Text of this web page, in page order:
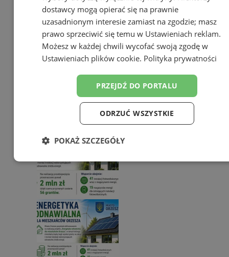
FOTOOrzesze zmienia swoją
przestrzeń. Nowe ławki, kosze i
urządzenia dla dzieci
dostawcy mogą opierać się na prawnie
uzasadnionym interesie zamiast na zgodzie; masz
prawo sprzeciwić się temu w Ustawieniach reklam.
Możesz w każdej chwili wycofać swoją zgodę w
Ustawieniach plików cookie. Polityka prywatności
PRZEJDŹ DO PORTALU
ODRZUĆ WSZYSTKIE
POKAŻ SZCZEGÓŁY
Niezbędne Wydajność Targetowanie
Funkcjonalność